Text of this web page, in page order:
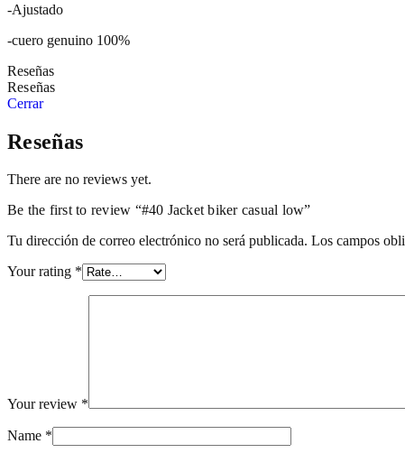
-Ajustado
-cuero genuino 100%
Reseñas
Reseñas
Cerrar
Reseñas
There are no reviews yet.
Be the first to review “#40 Jacket biker casual low”
Tu dirección de correo electrónico no será publicada. Los campos
Your rating *
Your review *
Name *